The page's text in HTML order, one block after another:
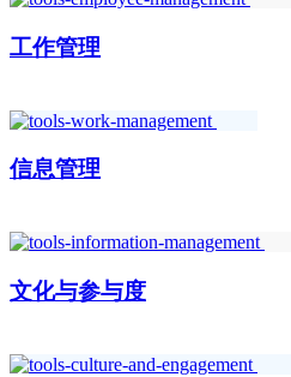
工作管理
信息管理
文化与参与度